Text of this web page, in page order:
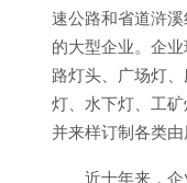
速公路和省道浒
的大型企业。企
路灯头、广场灯
灯、水下灯、工
并来样订制各类由
近十年来，